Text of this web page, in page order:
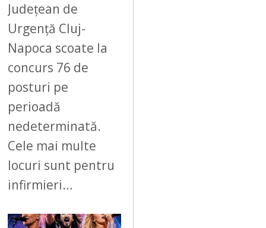
Județean de
Urgență Cluj-
Napoca scoate la
concurs 76 de
posturi pe
perioadă
nedeterminată.
Cele mai multe
locuri sunt pentru
infirmieri…